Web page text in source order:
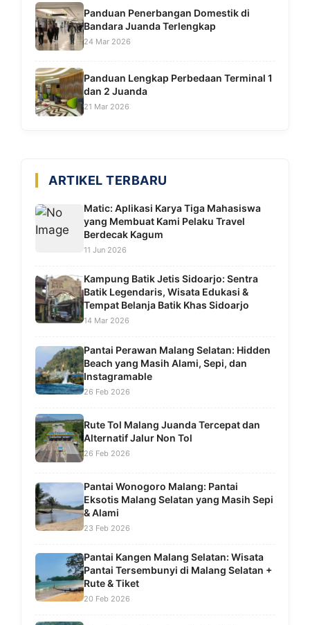
Panduan Penerbangan Domestik di
Bandara Juanda Terlengkap
24 Mar 2026
Panduan Lengkap Perbedaan Terminal 1
dan 2 Juanda
21 Mar 2026
ARTIKEL TERBARU
Matic: Aplikasi Karya Tiga Mahasiswa
yang Membuat Kami Pelaku Travel
Berdecak Kagum
11 Jun 2026
Kampung Batik Jetis Sidoarjo: Sentra
Batik Legendaris, Wisata Edukasi &
Tempat Belanja Batik Khas Sidoarjo
14 Mar 2026
Pantai Perawan Malang Selatan: Hidden
Beach yang Masih Alami, Sepi, dan
Instagramable
26 Feb 2026
Rute Tol Malang Juanda Tercepat dan
Alternatif Jalur Non Tol
26 Feb 2026
Pantai Wonogoro Malang: Pantai
Eksotis Malang Selatan yang Masih Sepi
& Alami
23 Feb 2026
Pantai Kangen Malang Selatan: Wisata
Pantai Tersembunyi di Malang Selatan +
Rute & Tiket
20 Feb 2026